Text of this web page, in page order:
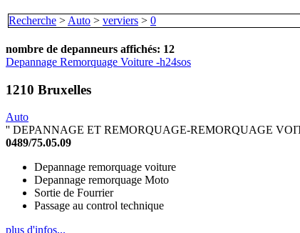
Recherche > Auto > verviers > 0
nombre de depanneurs affichés: 12
Depannage Remorquage Voiture -h24sos
1210 Bruxelles
Auto
'' DEPANNAGE ET REMORQUAGE-REMORQUAGE
0489/75.05.09
Depannage remorquage voiture
Depannage remorquage Moto
Sortie de Fourrier
Passage au control technique
plus d'infos...